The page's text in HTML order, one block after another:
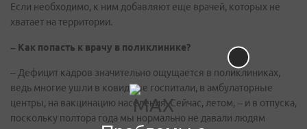
Если необходимо, к ним добавляют еще врачей, которых не
хватает на территории.
– Как попасть к врачу в поликлинике?
– Дефицит кадров значительно ощущается в поликлиниках,
ведь многие ушли в ковидные госпитали, в амбулаторные
центры, на вакцинацию населения. Сейчас, летом, – и в отпуска,
поскольку полтора года мы нормально не давали людям